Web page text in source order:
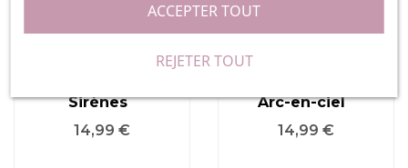
REJETER TOUT
ACCEPTER TOUT
Sirènes
Prix
14,99 €
Arc-en-ciel
Prix
14,99 €